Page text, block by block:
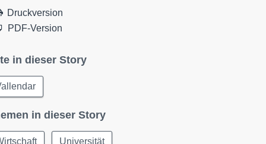
Druckversion
PDF-Version
in dieser Story
in dieser Story
Universität